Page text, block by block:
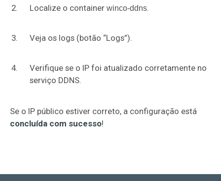
Localize o container winco-ddns.
Veja os logs (botão “Logs”).
Verifique se o IP foi atualizado corretamente no
serviço DDNS.
Se o IP público estiver correto, a configuração está
concluída com sucesso!